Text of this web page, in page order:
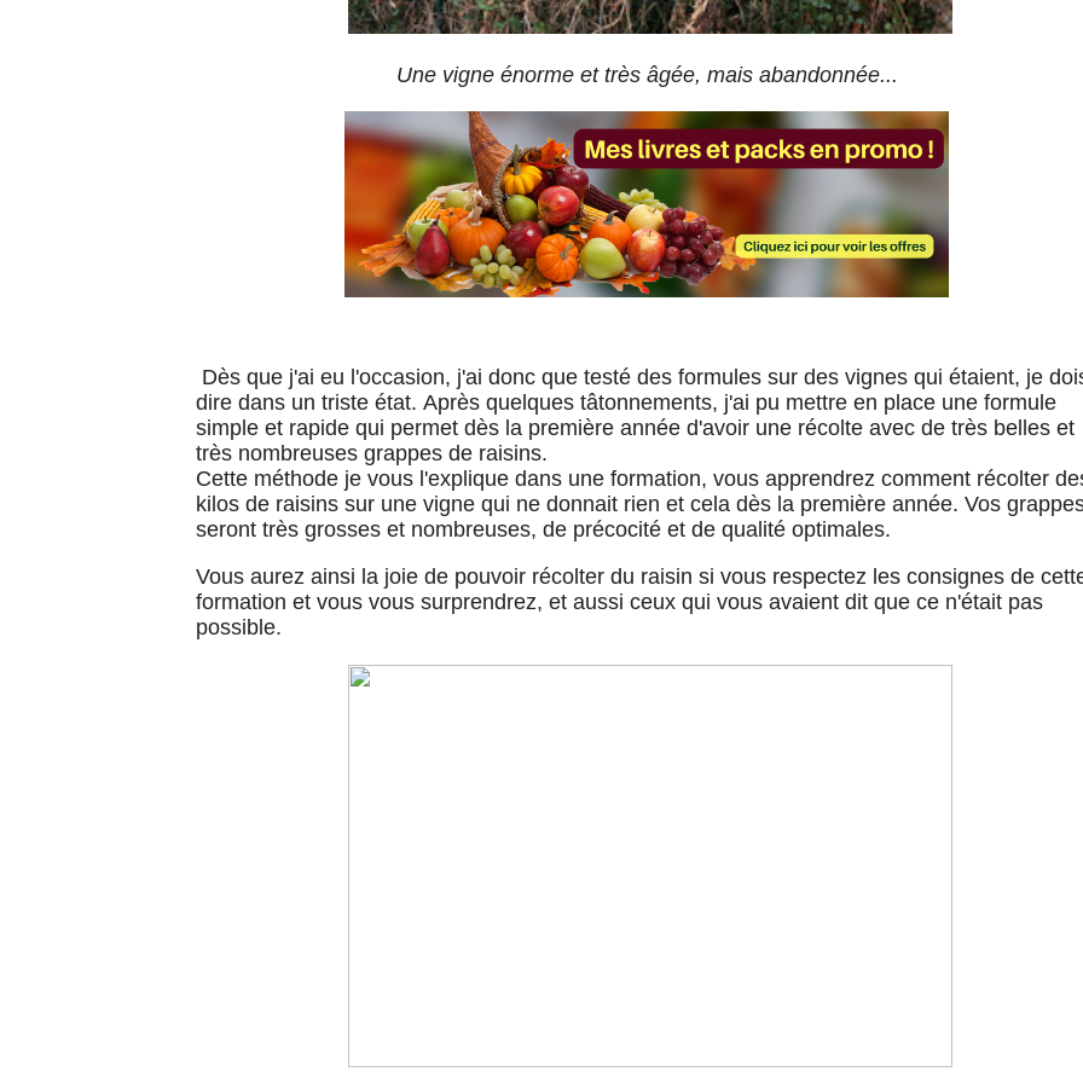
Une vigne énorme et très âgée, mais abandonnée...
Dès que j'ai eu l'occasion, j'ai donc que testé des formules sur des vignes qui étaient, je
dire dans un triste état. Après quelques tâtonnements, j'ai pu mettre en place une formule
simple et rapide qui permet dès la première année d'avoir une récolte avec de très belles et
très nombreuses grappes de raisins.
Cette méthode je vous l'explique dans une formation, vous apprendrez comment récolter
kilos de raisins sur une vigne qui ne donnait rien et cela dès la première année. Vos
seront très grosses et nombreuses, de précocité et de qualité optimales.
Vous aurez ainsi la joie de pouvoir récolter du raisin si vous respectez les consignes de
formation et vous vous surprendrez, et aussi ceux qui vous avaient dit que ce n'était pas
possible.